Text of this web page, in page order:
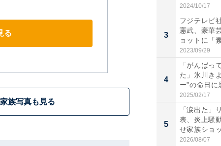
る
族写真も見る
S...
2024/10/17
3
フジテレビ
憲武、豪華
ョットに「
い...
2023/09/29
4
「がんばっ
た」氷川き
ー”の命日
体...
2025/02/17
5
「涙出た」
表、炎上騒
せ家族ショ
高...
2026/08/07